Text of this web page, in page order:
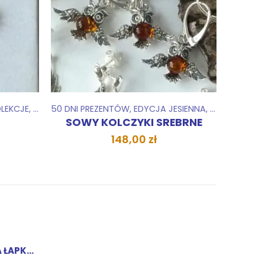
, MNIEJ NIŻ 100 ZŁ
50 DNI PREZENTÓW, EDYCJA JESIENNA, HEJ
SOWY KOLCZYKI SREBRNE
148,00 zł
BRANSOLETKA ŁAPKA PRZYJACIELA